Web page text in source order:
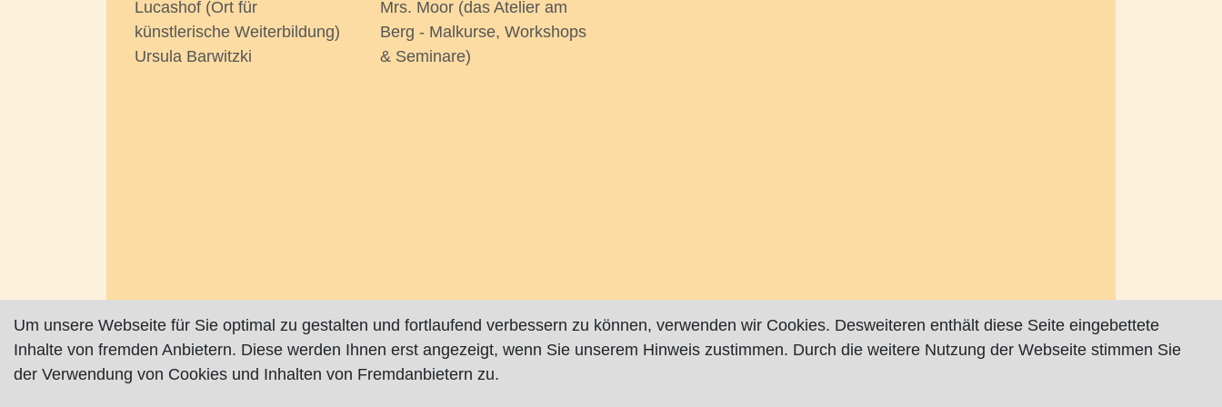
Lucashof (Ort für
künstlerische Weiterbildung)
Ursula Barwitzki
Mrs. Moor (das Atelier am
Berg - Malkurse, Workshops
& Seminare)
Impressum
Um unsere Webseite für Sie optimal zu gestalten und fortlaufend verbessern zu können, verwenden wir Cookies. Desweiteren enthält diese Seite eingebettete
Inhalte von fremden Anbietern. Diese werden Ihnen erst angezeigt, wenn Sie unserem Hinweis zustimmen. Durch die weitere Nutzung der Webseite stimmen Sie
der Verwendung von Cookies und Inhalten von Fremdanbietern zu.